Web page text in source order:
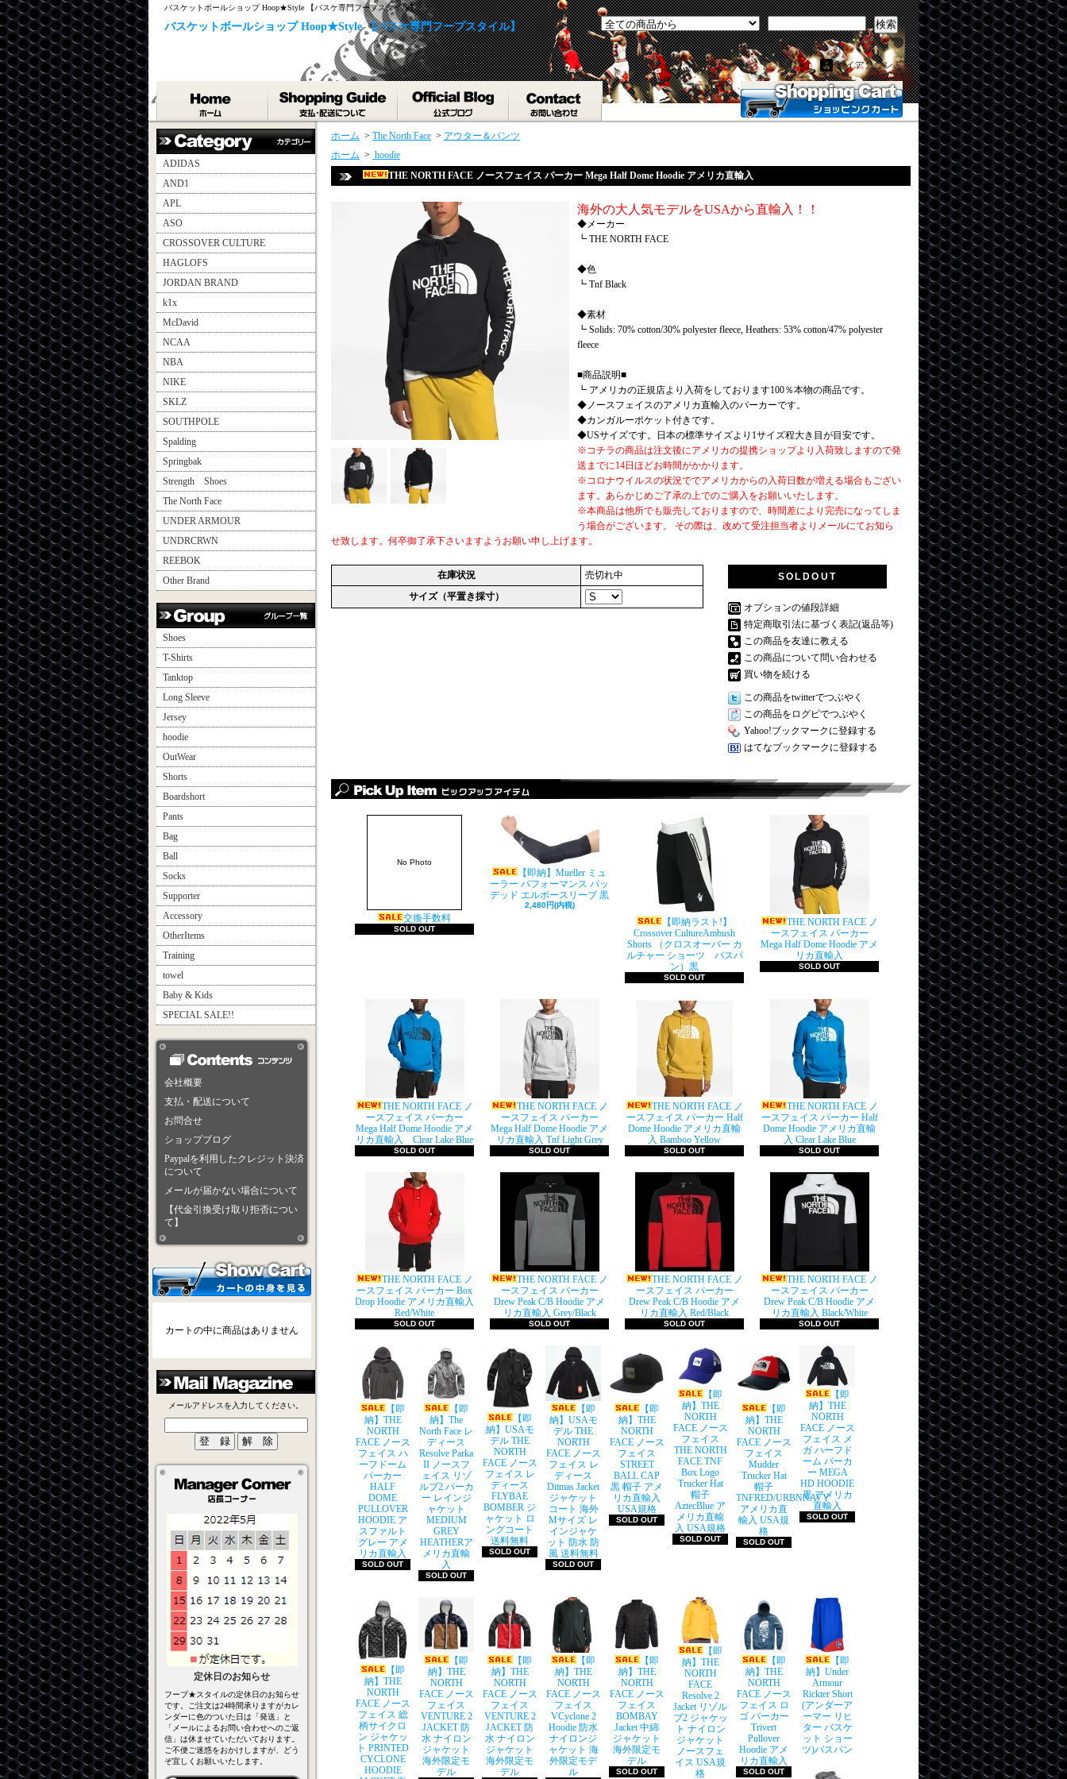
バスケットボールショップ Hoop★Style 【バスケ専門フープスタイル】
検索
バスケットボールショップ Hoop★Style 【バスケ専門フープスタイル】
マイアカウント
ADIDAS
AND1
APL
ASO
CROSSOVER CULTURE
HAGLOFS
JORDAN BRAND
k1x
McDavid
NCAA
NBA
NIKE
SKLZ
SOUTHPOLE
Spalding
Springbak
Strength Shoes
The North Face
UNDER ARMOUR
UNDRCRWN
REEBOK
Other Brand
Shoes
T-Shirts
Tanktop
Long Sleeve
Jersey
hoodie
OutWear
Shorts
Boardshort
Pants
Bag
Ball
Socks
Supporter
Accessory
OtherItems
Training
towel
Baby & Kids
SPECIAL SALE!!
会社概要
支払・配送について
お問合せ
ショップブログ
Paypalを利用したクレジット決済
について
メールが届かない場合について
【代金引換受け取り拒否につい
て】
カートの中に商品はありません
メールアドレスを入力してください。
定休日のお知らせ
フープ★スタイルの定休日のお知らせ
です。ご注文は24時間承りますがカレ
ンダーに色のついた日は「発送」と
「メールによるお問い合わせへのご返
信」は休ませていただいております。
ご不便ご迷惑をおかけしますが、どう
ぞ宜しくお願いいたします。
ホーム > The North Face > アウター＆パンツ
ホーム > hoodie
THE NORTH FACE ノースフェイス パーカー Mega Half Dome Hoodie アメリカ直輸入
海外の大人気モデルをUSAから直輸入！！
◆メーカー
┗ THE NORTH FACE
◆色
┗ Tnf Black
◆素材
┗ Solids: 70% cotton/30% polyester fleece, Heathers: 53% cotton/47% polyester
fleece
■商品説明■
┗ アメリカの正規店より入荷をしております100％本物の商品です。
◆ノースフェイスのアメリカ直輸入のパーカーです。
◆カンガルーポケット付きです。
◆USサイズです。日本の標準サイズより1サイズ程大き目が目安です。
※コチラの商品は注文後にアメリカの提携ショップより入荷致しますので発
送までに14日ほどお時間がかかります。
※コロナウイルスの状況ででアメリカからの入荷日数が増える場合もござい
ます。あらかじめご了承の上でのご購入をお願いいたします。
※本商品は他所でも販売しておりますので、時間差により完売になってしま
う場合がございます。 その際は、改めて受注担当者よりメールにてお知ら
せ致します。何卒御了承下さいますようお願い申し上げます。
在庫状況
売切れ中
サイズ（平置き採寸）
SOLDOUT
オプションの値段詳細
特定商取引法に基づく表記(返品等)
この商品を友達に教える
この商品について問い合わせる
買い物を続ける
この商品をtwitterでつぶやく
この商品をログピでつぶやく
Yahoo!ブックマークに登録する
はてなブックマークに登録する
No Photo
交換手数料
SOLD OUT
【即納】Mueller ミュ
ーラー パフォーマンス パッ
デッド エルボースリーブ 黒
2,480円(内税)
【即納ラスト!】
Crossover CultureAmbush
Shorts （クロスオーバー カ
ルチャー ショーツ バスパ
ン）黒
SOLD OUT
THE NORTH FACE ノ
ースフェイス パーカー
Mega Half Dome Hoodie アメ
リカ直輸入
SOLD OUT
THE NORTH FACE ノ
ースフェイス パーカー
Mega Half Dome Hoodie アメ
リカ直輸入 Clear Lake Blue
SOLD OUT
THE NORTH FACE ノ
ースフェイス パーカー
Mega Half Dome Hoodie アメ
リカ直輸入 Tnf Light Grey
SOLD OUT
THE NORTH FACE ノ
ースフェイス パーカー Half
Dome Hoodie アメリカ直輸
入 Bamboo Yellow
SOLD OUT
THE NORTH FACE ノ
ースフェイス パーカー Half
Dome Hoodie アメリカ直輸
入 Clear Lake Blue
SOLD OUT
THE NORTH FACE ノ
ースフェイス パーカー Box
Drop Hoodie アメリカ直輸入
Red/White
SOLD OUT
THE NORTH FACE ノ
ースフェイス パーカー
Drew Peak C/B Hoodie アメ
リカ直輸入 Grey/Black
SOLD OUT
THE NORTH FACE ノ
ースフェイス パーカー
Drew Peak C/B Hoodie アメ
リカ直輸入 Red/Black
SOLD OUT
THE NORTH FACE ノ
ースフェイス パーカー
Drew Peak C/B Hoodie アメ
リカ直輸入 Black/White
SOLD OUT
【即
納】THE
NORTH
FACE ノース
フェイス ハ
ーフドーム
パーカー
HALF
DOME
PULLOVER
HOODIE ア
スファルト
グレー アメ
リカ直輸入
SOLD OUT
【即
納】The
North Face レ
ディース
Resolve Parka
II ノースフ
ェイス リゾ
ルブ2 パーカ
ー レインジ
ャケット
MEDIUM
GREY
HEATHERア
メリカ直輸
入
SOLD OUT
【即
納】USAモ
デル THE
NORTH
FACE ノース
フェイス レ
ディース
FLYBAE
BOMBER ジ
ャケット ロ
ングコート
送料無料
SOLD OUT
【即
納】USAモ
デル THE
NORTH
FACE ノース
フェイス レ
ディース
Ditmas Jacket
ジャケット
コート 海外
Mサイズ レ
インジャケ
ット 防水 防
風 送料無料
SOLD OUT
【即
納】THE
NORTH
FACE ノース
フェイス
STREET
BALL CAP
黒 帽子 アメ
リカ直輸入
USA規格
SOLD OUT
【即
納】THE
NORTH
FACE ノース
フェイス
THE NORTH
FACE TNF
Box Logo
Trucker Hat
帽子
AztecBlue ア
メリカ直輸
入 USA規格
SOLD OUT
【即
納】THE
NORTH
FACE ノース
フェイス
Mudder
Trucker Hat
帽子
TNFRED/URBNNAVY
アメリカ直
輸入 USA規
格
SOLD OUT
【即
納】THE
NORTH
FACE ノース
フェイス メ
ガ ハーフド
ーム パーカ
ー MEGA
HD HOODIE
黒 アメリカ
直輸入
SOLD OUT
【即
納】THE
NORTH
FACE ノース
フェイス 総
柄サイクロ
ン ジャケッ
ト PRINTED
CYCLONE
HOODIE
【即
納】THE
NORTH
FACE ノース
フェイス
VENTURE 2
JACKET 防
水 ナイロン
ジャケット
海外限定モ
デル
【即
納】THE
NORTH
FACE ノース
フェイス
VENTURE 2
JACKET 防
水 ナイロン
ジャケット
海外限定モ
デル
【即
納】THE
NORTH
FACE ノース
フェイス
VCyclone 2
Hoodie 防水
ナイロンジ
ャケット 海
外限定モデ
ル
【即
納】THE
NORTH
FACE ノース
フェイス
BOMBAY
Jacket 中綿
ジャケット
海外限定モ
デル
SOLD OUT
【即
納】THE
NORTH
FACE
Resolve 2
Jacket リゾル
ブ2 ジャケッ
ト ナイロン
ジャケット
ノースフェ
イス USA規
格
【即
納】THE
NORTH
FACE ノース
フェイス ロ
ゴ パーカー
Trivert
Pullover
Hoodie アメ
リカ直輸入
SOLD OUT
【即
納】Under
Armour
Rickter Short
(アンダーア
ーマー リヒ
ター バスケ
ット ショー
ツ)バスパン